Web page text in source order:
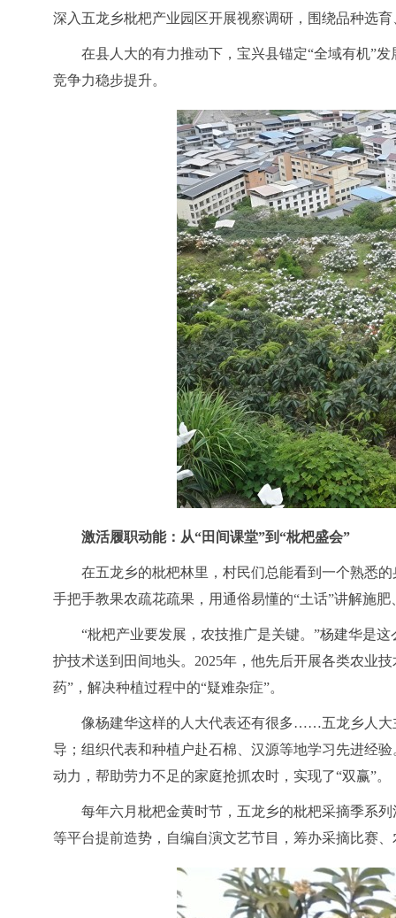
深入五龙乡枇杷产业园区开展视察调研，围绕品种选
在县人大的有力推动下，宝兴县锚定“全域有机”
竞争力稳步提升。
激活履职动能：从“田间课堂”到“枇杷盛会”
在五龙乡的枇杷林里，村民们总能看到一个熟悉的
手把手教果农疏花疏果，用通俗易懂的“土话”讲解施
“枇杷产业要发展，农技推广是关键。”杨建华是
护技术送到田间地头。2025年，他先后开展各类农业
药”，解决种植过程中的“疑难杂症”。
像杨建华这样的人大代表还有很多……五龙乡人大
导；组织代表和种植户赴石棉、汉源等地学习先进经
动力，帮助劳力不足的家庭抢抓农时，实现了“双赢”。
每年六月枇杷金黄时节，五龙乡的枇杷采摘季系
等平台提前造势，自编自演文艺节目，筹办采摘比赛